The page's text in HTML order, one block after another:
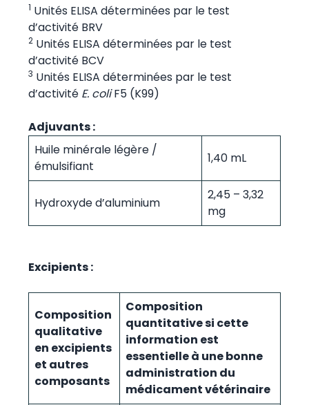
1 Unités ELISA déterminées par le test
d’activité BRV
2Unités ELISA déterminées par le test
d’activité BCV
3 Unités ELISA déterminées par le test
d’activité E. coliF5 (K99)
Adjuvants :
Huile minérale légère /
émulsifiant
1,40 mL
Hydroxyde d’aluminium
2,45 – 3,32
mg
Excipients :
Composition
qualitative
en excipients
et autres
composants
Composition
quantitative si cette
information est
essentielle à une bonne
administration du
médicament vétérinaire